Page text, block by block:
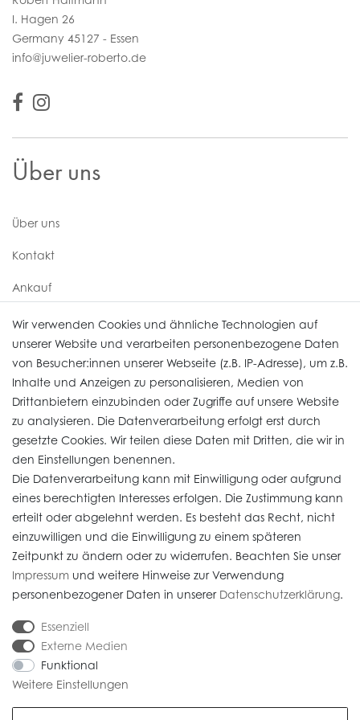
I. Hagen 26
Germany 45127 - Essen
info@juwelier-roberto.de
Über uns
Über uns
Kontakt
Ankauf
Uhren Service
Vertrag widerrufen
Informationen
Widerrufs­recht
Impressum
AGB
Wir verwenden Cookies und ähnliche Technologien auf
unserer Website und verarbeiten personenbezogene Daten
von Besucher:innen unserer Webseite (z.B. IP-Adresse), um z.B.
Inhalte und Anzeigen zu personalisieren, Medien von
Drittanbietern einzubinden oder Zugriffe auf unsere Website
zu analysieren. Die Datenverarbeitung erfolgt erst durch
gesetzte Cookies. Wir teilen diese Daten mit Dritten, die wir in
den Einstellungen benennen.
Die Datenverarbeitung kann mit Einwilligung oder aufgrund
eines berechtigten Interesses erfolgen. Die Zustimmung kann
erteilt oder abgelehnt werden. Es besteht das Recht, nicht
einzuwilligen und die Einwilligung zu einem späteren
Zeitpunkt zu ändern oder zu widerrufen. Beachten Sie unser
Impressum und weitere Hinweise zur Verwendung
personenbezogener Daten in unserer Daten­schutz­erklärung.
Essenziell
Externe Medien
Funktional
Weitere Einstellungen